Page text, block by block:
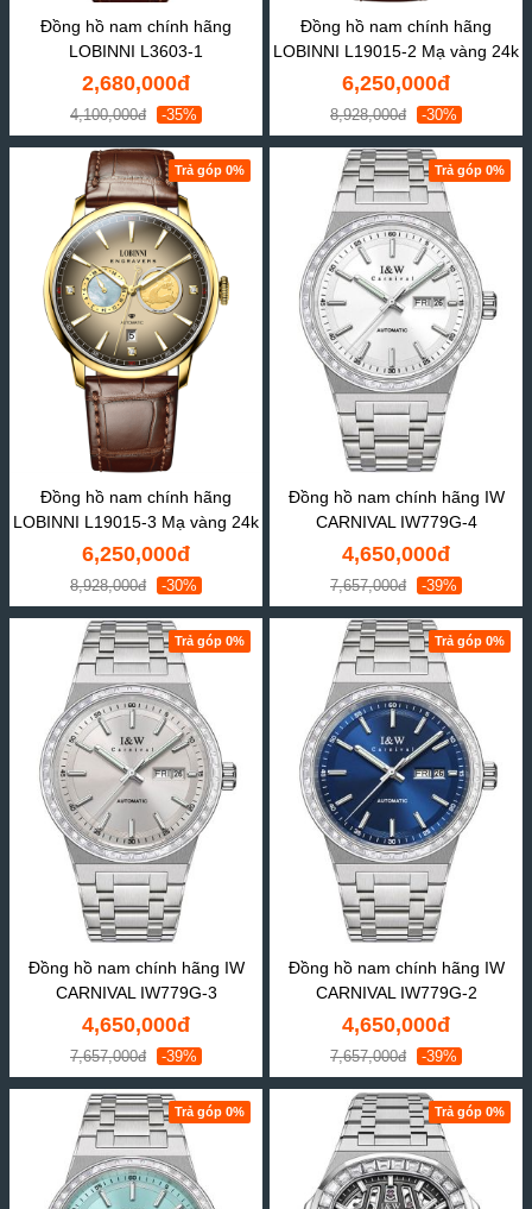
Đồng hồ nam chính hãng
LOBINNI L3603-1
2,680,000đ
4,100,000đ -35%
Đồng hồ nam chính hãng
LOBINNI L19015-2 Mạ vàng 24k
6,250,000đ
8,928,000đ -30%
Trả góp 0%
Đồng hồ nam chính hãng
LOBINNI L19015-3 Mạ vàng 24k
6,250,000đ
8,928,000đ -30%
Trả góp 0%
Đồng hồ nam chính hãng IW
CARNIVAL IW779G-4
4,650,000đ
7,657,000đ -39%
Trả góp 0%
Đồng hồ nam chính hãng IW
CARNIVAL IW779G-3
4,650,000đ
7,657,000đ -39%
Trả góp 0%
Đồng hồ nam chính hãng IW
CARNIVAL IW779G-2
4,650,000đ
7,657,000đ -39%
Trả góp 0% Trả góp 0%